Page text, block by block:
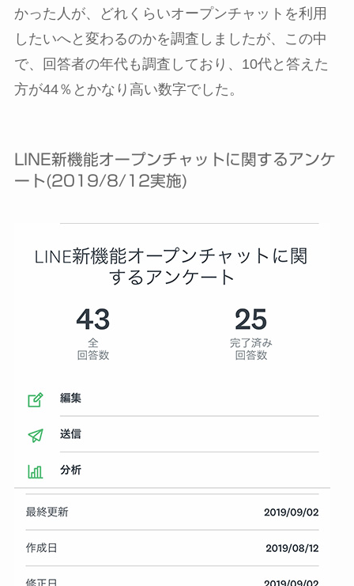
かった人が、どれくらいオープンチャットを利用
したいへと変わるのかを調査しましたが、この中
で、回答者の年代も調査しており、10代と答えた
方が44％とかなり高い数字でした。
LINE新機能オープンチャットに関するアンケ
ート(2019/8/12実施)